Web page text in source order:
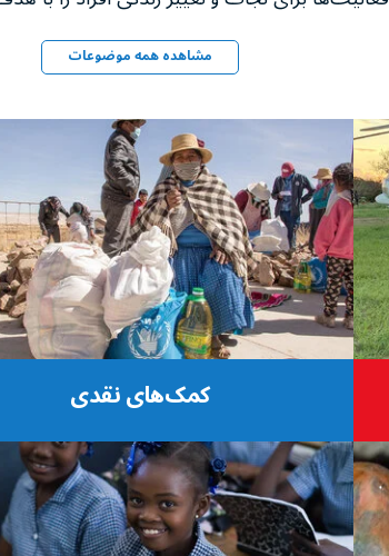
مشاهده همه موضوعات
کمک‌های نقدی